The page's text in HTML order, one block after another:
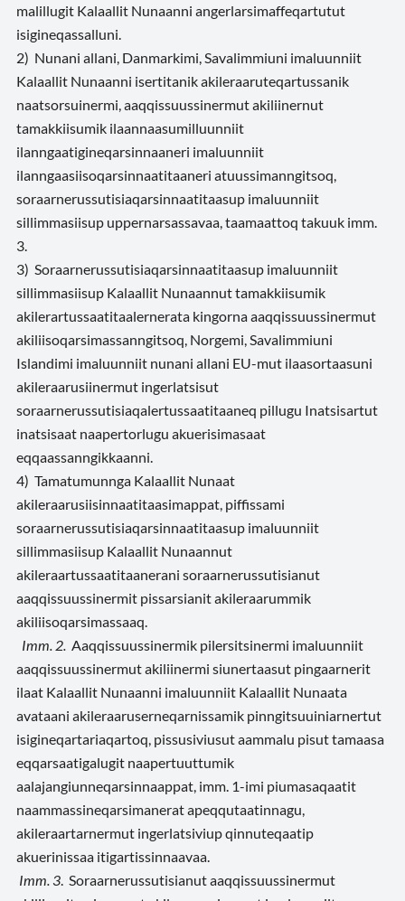
malillugit Kalaallit Nunaanni angerlarsimaffeqartutut
isigineqassalluni.
2) Nunani allani, Danmarkimi, Savalimmiuni imaluunniit
Kalaallit Nunaanni isertitanik akileraaruteqartussanik
naatsorsuinermi, aaqqissuussinermut akiliinernut
tamakkiisumik ilaannaasumilluunniit
ilanngaatigineqarsinnaaneri imaluunniit
ilanngaasiisoqarsinnaatitaaneri atuussimanngitsoq,
soraarnerussutisiaqarsinnaatitaasup imaluunniit
sillimmasiisup uppernarsassavaa, taamaattoq takuuk imm.
3.
3) Soraarnerussutisiaqarsinnaatitaasup imaluunniit
sillimmasiisup Kalaallit Nunaannut tamakkiisumik
akilerartussaatitaalernerata kingorna aaqqissuussinermut
akiliisoqarsimassanngitsoq, Norgemi, Savalimmiuni
Islandimi imaluunniit nunani allani EU-mut ilaasortaasuni
akileraarusiinermut ingerlatsisut
soraarnerussutisiaqalertussaatitaaneq pillugu Inatsisartut
inatsisaat naapertorlugu akuerisimasaat
eqqaassanngikkaanni.
4) Tamatumunnga Kalaallit Nunaat
akileraarusiisinnaatitaasimappat, piffissami
soraarnerussutisiaqarsinnaatitaasup imaluunniit
sillimmasiisup Kalaallit Nunaannut
akileraartussaatitaanerani soraarnerussutisianut
aaqqissuussinermit pissarsianit akileraarummik
akiliisoqarsimassaaq.
Imm. 2. Aaqqissuussinermik pilersitsinermi imaluunniit
aaqqissuussinermut akiliinermi siunertaasut pingaarnerit
ilaat Kalaallit Nunaanni imaluunniit Kalaallit Nunaata
avataani akileraaruserneqarnissamik pinngitsuuiniarnertut
isigineqartariaqartoq, pissusiviusut aammalu pisut tamaasa
eqqarsaatigalugit naapertuuttumik
aalajangiunneqarsinnaappat, imm. 1-imi piumasaqaatit
naammassineqarsimanerat apeqqutaatinnagu,
akileraartarnermut ingerlatsiviup qinnuteqaatip
akuerinissaa itigartissinnaavaa.
Imm. 3 . Soraarnerussutisianut aaqqissuussinermut